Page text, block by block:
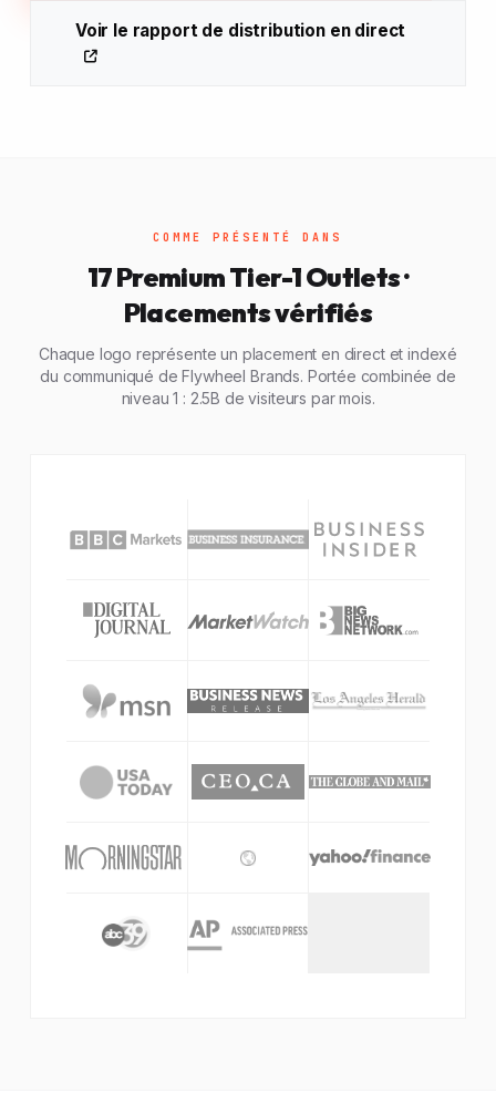
Voir le rapport de distribution en direct
COMME PRÉSENTÉ DANS
17 Premium Tier-1 Outlets ·
Placements vérifiés
Chaque logo représente un placement en direct et indexé
du communiqué de Flywheel Brands. Portée combinée de
niveau 1 : 2.5B de visiteurs par mois.